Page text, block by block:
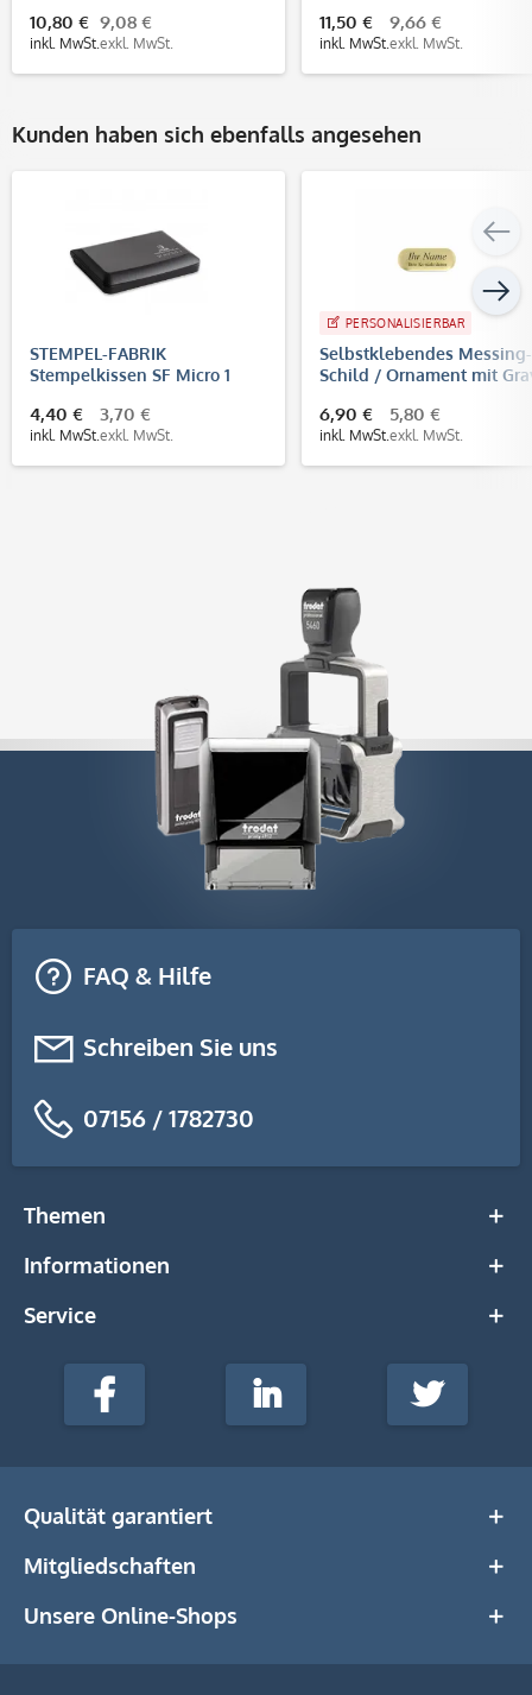
10,80 €
inkl. MwSt.
9,08 €
exkl. MwSt.
11,50 €
inkl. MwSt.
9,66 €
exkl. MwSt.
Kunden haben sich ebenfalls angesehen
STEMPEL-FABRIK
Stempelkissen SF Micro 1
4,40 €
inkl. MwSt.
3,70 €
exkl. MwSt.
PERSONALISIERBAR
Selbstklebendes Messing-
Schild / Ornament mit
6,90 €
inkl. MwSt.
5,80 €
exkl. MwSt.
FAQ & Hilfe
Schreiben Sie uns
07156 / 1782730
Themen
Informationen
Service
stempel-
Media
Facebook LinkedIn Twitter
Qualität garantiert
Mitgliedschaften
Unsere Online-Shops